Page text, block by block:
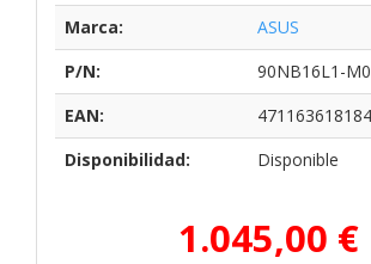
Marca:
ASUS
P/N:
90NB16L1-
EAN:
Disponibilidad:
Disponible
1.045,00 €